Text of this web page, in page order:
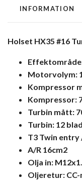
INFORMATION
Holset HX35 #16
Motorvolym:
Kompressor
Kompressor:
Turbin mått:
Turbin: 12 blad
T3 Twin entry
A/R 16cm2
Olja in:
Oljeretur: